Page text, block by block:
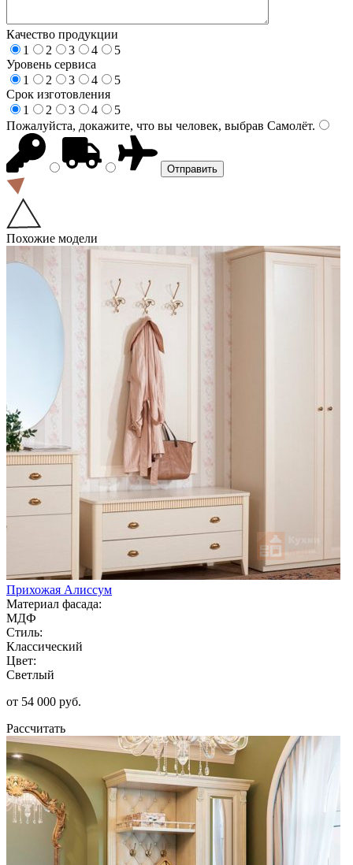
Качество продукции
1
2 3 4
5
Уровень сервиса
1
2 3 4
5
Срок изготовления
1
2 3 4
5
Пожалуйста, докажите, что вы человек, выбрав Самолёт.
Похожие модели
Прихожая Алиссум
Материал фасада:
МДФ
Стиль:
Классический
Цвет:
Светлый
от 54 000 руб.
Рассчитать